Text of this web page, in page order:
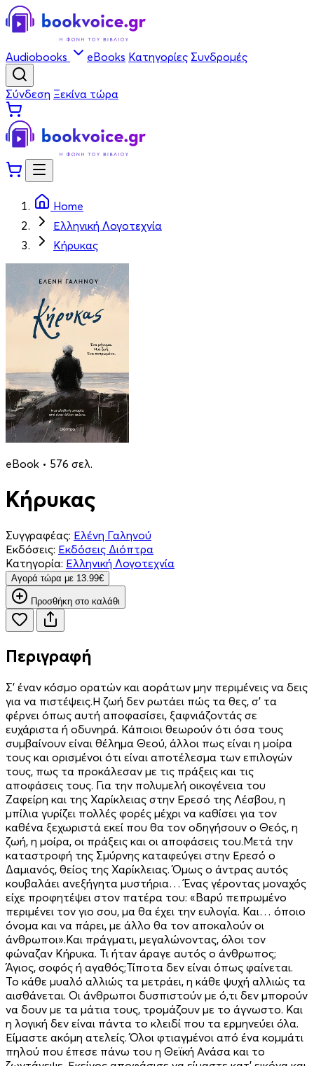
Audiobooks eBooks Κατηγορίες Συνδρομές
Σύνδεση Ξεκίνα τώρα
Home
Ελληνική Λογοτεχνία
Κήρυκας
eBook • 576 σελ.
Κήρυκας
Συγγραφέας: Ελένη Γαληνού
Εκδόσεις: Εκδόσεις Διόπτρα
Κατηγορία: Ελληνική Λογοτεχνία
Aγορά τώρα με 13.99€
Προσθήκη στο καλάθι
Περιγραφή
Σ’ έναν κόσμο ορατών και αοράτων μην περιμένεις να δεις
για να πιστέψεις.Η ζωή δεν ρωτάει πώς τα θες, σ’ τα
φέρνει όπως αυτή αποφασίσει, ξαφνιάζοντάς σε
ευχάριστα ή οδυνηρά. Κάποιοι θεωρούν ότι όσα τους
συμβαίνουν είναι θέλημα Θεού, άλλοι πως είναι η μοίρα
τους και ορισμένοι ότι είναι αποτέλεσμα των επιλογών
τους, πως τα προκάλεσαν με τις πράξεις και τις
αποφάσεις τους. Για την πολυμελή οικογένεια του
Ζαφείρη και της Χαρίκλειας στην Ερεσό της Λέσβου, η
μπίλια γυρίζει πολλές φορές μέχρι να καθίσει για τον
καθένα ξεχωριστά εκεί που θα τον οδηγήσουν ο Θεός, η
ζωή, η μοίρα, οι πράξεις και οι αποφάσεις του.Μετά την
καταστροφή της Σμύρνης καταφεύγει στην Ερεσό ο
Δαμιανός, θείος της Χαρίκλειας. Όμως ο άντρας αυτός
κουβαλάει ανεξήγητα μυστήρια… Ένας γέροντας μοναχός
είχε προφητέψει στον πατέρα του: «Βαρύ πεπρωμένο
περιμένει τον γιο σου, μα θα έχει την ευλογία. Και… όποιο
όνομα και να πάρει, με άλλο θα τον αποκαλούν οι
άνθρωποι».Και πράγματι, μεγαλώνοντας, όλοι τον
φώναζαν Κήρυκα. Τι ήταν άραγε αυτός ο άνθρωπος;
Άγιος, σοφός ή αγαθός;Τίποτα δεν είναι όπως φαίνεται.
Το κάθε μυαλό αλλιώς τα μετράει, η κάθε ψυχή αλλιώς τα
αισθάνεται. Οι άνθρωποι δυσπιστούν με ό,τι δεν μπορούν
να δουν με τα μάτια τους, τρομάζουν με το άγνωστο. Και
η λογική δεν είναι πάντα το κλειδί που τα ερμηνεύει όλα.
Είμαστε ακόμη ατελείς. Όλοι φτιαγμένοι από ένα κομμάτι
πηλού που έπεσε πάνω του η Θεϊκή Ανάσα και το